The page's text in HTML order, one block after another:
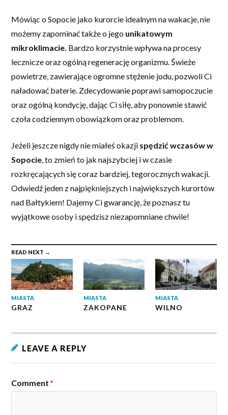
Mówiąc o Sopocie jako kurorcie idealnym na wakacje, nie
możemy zapominać także o jego unikatowym
mikroklimacie. Bardzo korzystnie wpływa na procesy
lecznicze oraz ogólną regenerację organizmu. Świeże
powietrze, zawierające ogromne stężenie jodu, pozwoli Ci
naładować baterie. Zdecydowanie poprawi samopoczucie
oraz ogólną kondycję, dając Ci siłę, aby ponownie stawić
czoła codziennym obowiązkom oraz problemom.
Jeżeli jeszcze nigdy nie miałeś okazji spędzić wczasów w
Sopocie, to zmień to jak najszybciej i w czasie
rozkręcających się coraz bardziej, tegorocznych wakacji.
Odwiedź jeden z najpiękniejszych i największych kurortów
nad Bałtykiem! Dajemy Ci gwarancję, że poznasz tu
wyjątkowe osoby i spędzisz niezapomniane chwile!
READ NEXT →
MIASTA
GRAZ
MIASTA
ZAKOPANE
MIASTA
WILNO
LEAVE A REPLY
Comment *